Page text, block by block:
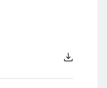
download